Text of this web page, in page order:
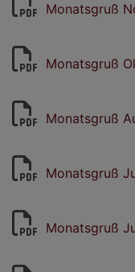
Monatsgruß
Monatsgruß
Monatsgruß
Monatsgruß
Monatsgruß